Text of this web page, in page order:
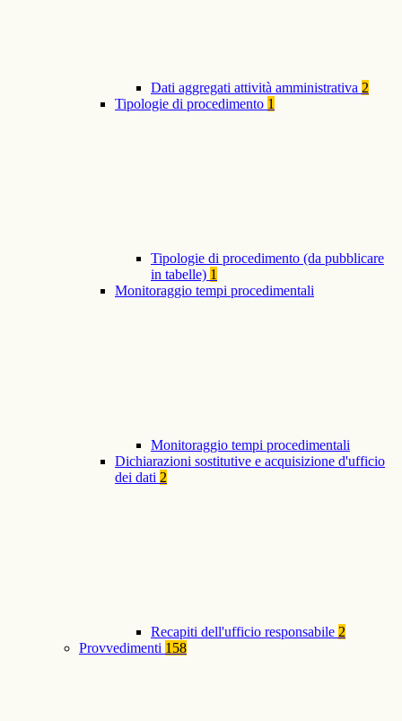
Dati aggregati attività amministrativa 2
Tipologie di procedimento 1
Tipologie di procedimento (da pubblicare
in tabelle) 1
Monitoraggio tempi procedimentali
Monitoraggio tempi procedimentali
Dichiarazioni sostitutive e acquisizione d'ufficio
dei dati 2
Recapiti dell'ufficio responsabile 2
Provvedimenti 158